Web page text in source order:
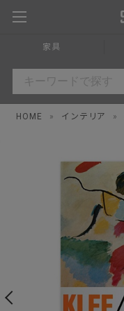
家具
HOME » インテリア »